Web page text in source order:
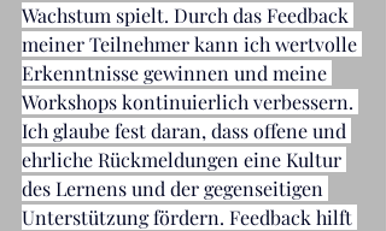
Wachstum spielt. Durch das Feedback
meiner Teilnehmer kann ich wertvolle
Erkenntnisse gewinnen und meine
Workshops kontinuierlich verbessern.
Ich glaube fest daran, dass offene und
ehrliche Rückmeldungen eine Kultur
des Lernens und der gegenseitigen
Unterstützung fördern. Feedback hilft